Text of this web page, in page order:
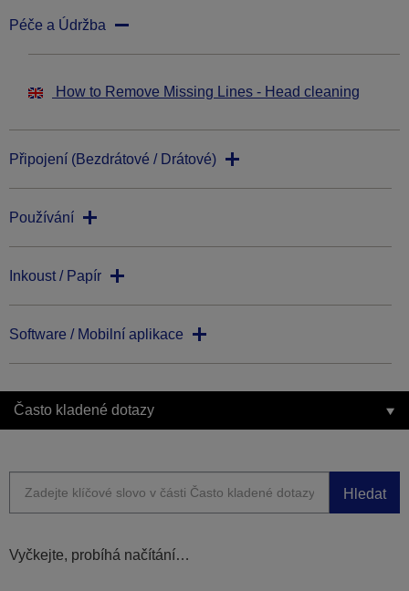
Péče a Údržba
How to Remove Missing Lines - Head cleaning
Připojení (Bezdrátové / Drátové)
Používání
Inkoust / Papír
Software / Mobilní aplikace
Často kladené dotazy
Hledat
Vyčkejte, probíhá načítání…